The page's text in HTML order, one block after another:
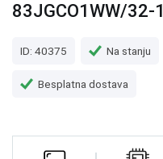
83JGCO1WW/32-
ID: 40375 Na stanju
Besplatna dostava